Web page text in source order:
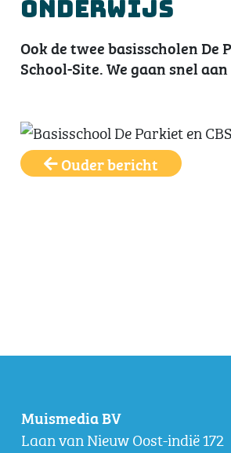
Onderwijs
Ook de twee basisscholen De
School-Site. We gaan snel
Ouder bericht
Muismedia BV
Laan van Nieuw Oost-indië 172